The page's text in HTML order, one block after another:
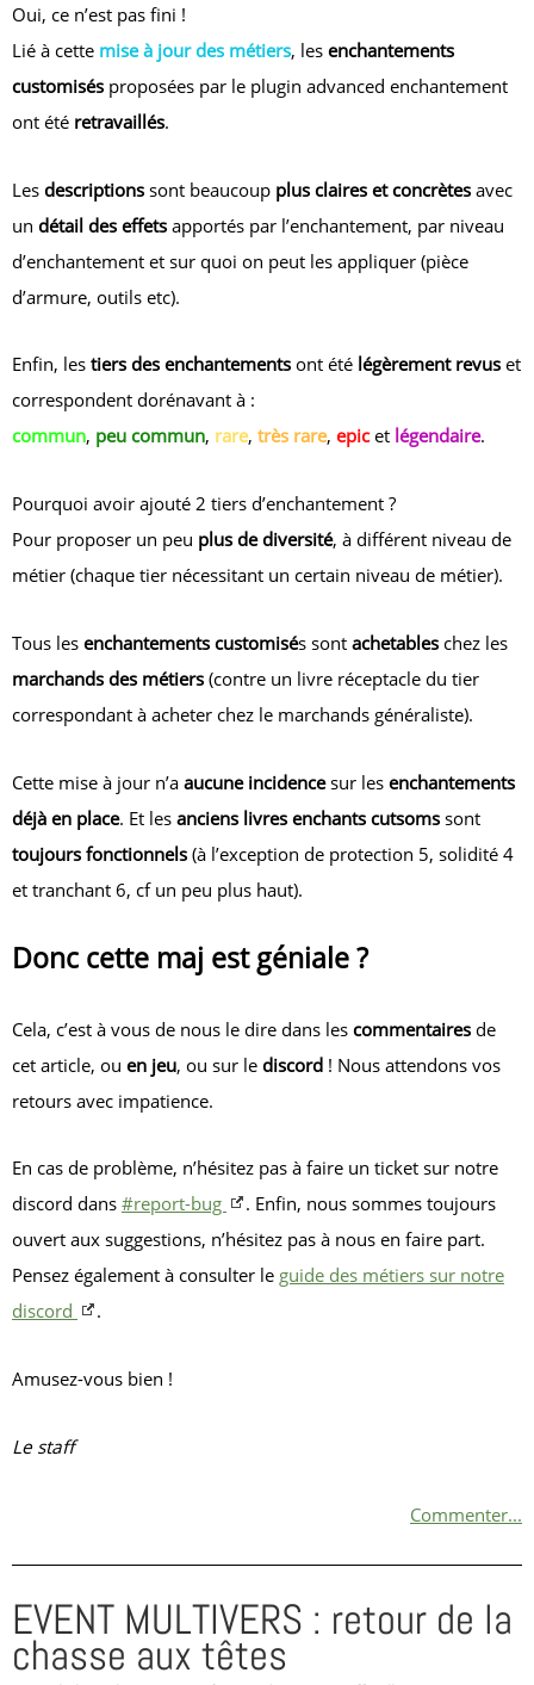
Oui, ce n’est pas fini !
Lié à cette mise à jour des métiers, les enchantements
customisés proposées par le plugin advanced enchantement
ont été retravaillés.
Les descriptions sont beaucoup plus claires et concrètes avec
un détail des effets apportés par l’enchantement, par niveau
d’enchantement et sur quoi on peut les appliquer (pièce
d’armure, outils etc).
Enfin, les tiers des enchantements ont été légèrement revus et
correspondent dorénavant à :
commun, peu commun, rare, très rare, epicet légendaire.
Pourquoi avoir ajouté 2 tiers d’enchantement ?
Pour proposer un peu plus de diversité, à différent niveau de
métier (chaque tier nécessitant un certain niveau de métier).
Tous les enchantements customisés sont achetables chez les
marchands des métiers (contre un livre réceptacle du tier
correspondant à acheter chez le marchands généraliste).
Cette mise à jour n’a aucune incidencesur les enchantements
déjà en place. Et les anciens livres enchants cutsoms sont
toujours fonctionnels (à l’exception de protection 5, solidité 4
et tranchant 6, cf un peu plus haut).
Donc cette maj est géniale ?
Cela, c’est à vous de nous le dire dans les commentaires de
cet article, ou en jeu, ou sur le discord ! Nous attendons vos
retours avec impatience.
En cas de problème, n’hésitez pas à faire un ticket sur notre
discord dans #report-bug
. Enfin, nous sommes toujours
ouvert aux suggestions, n’hésitez pas à nous en faire part.
Pensez également à consulter le guide des métiers sur notre
discord
.
Amusez-vous bien !
Le staff
Commenter...
EVENT MULTIVERS : retour de la
chasse aux têtes